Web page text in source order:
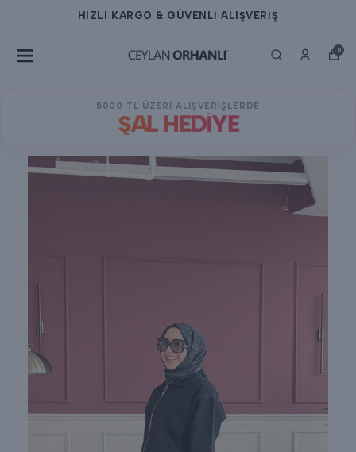
HIZLI KARGO & GÜVENLİ ALIŞVERİŞ
0
5000 TL ÜZERİ ALIŞVERİŞLERDE
ŞAL HEDİYE